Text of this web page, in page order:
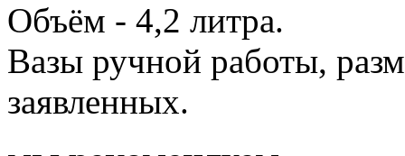
Объём - 4,2 литра.
Вазы ручной работы,
заявленных.